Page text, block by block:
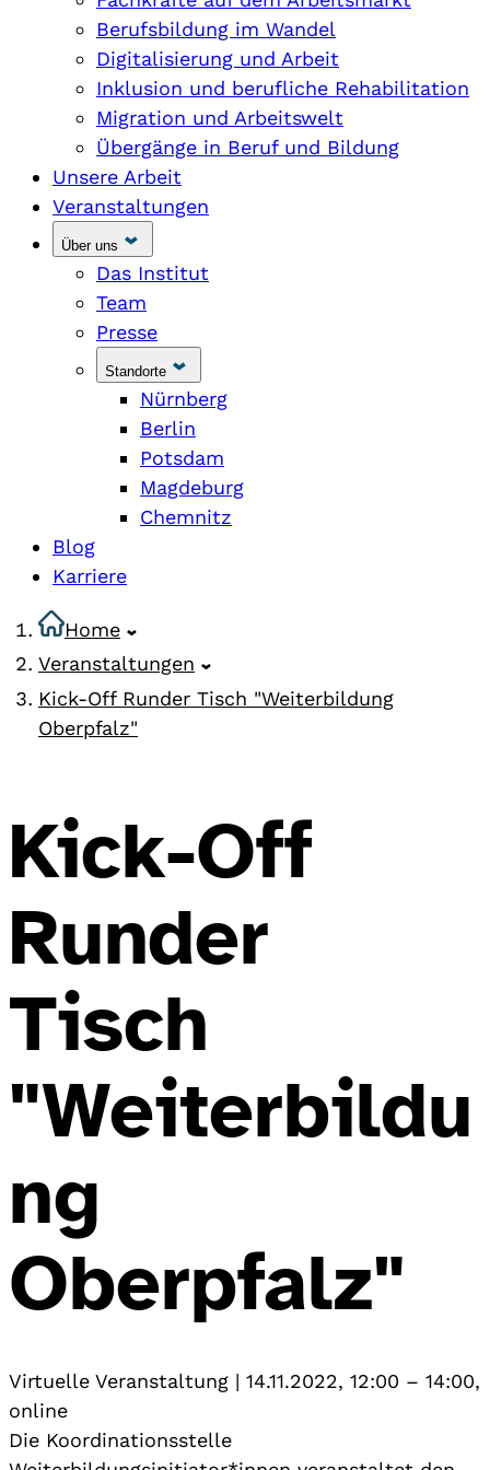
Berufsbildung im Wandel
Digitalisierung und Arbeit
Inklusion und berufliche Rehabilitation
Migration und Arbeitswelt
Übergänge in Beruf und Bildung
Unsere Arbeit
Veranstaltungen
Über uns
Das Institut
Team
Presse
Standorte
Nürnberg
Berlin
Potsdam
Magdeburg
Chemnitz
Blog
Karriere
Home
Veranstaltungen
Kick-Off Runder Tisch "Weiterbildung
Oberpfalz"
Kick-Off
Runder
Tisch
"Weiterbildu
ng
Oberpfalz"
Virtuelle Veranstaltung | 14.11.2022, 12:00 – 14:00,
online
Die Koordinationsstelle